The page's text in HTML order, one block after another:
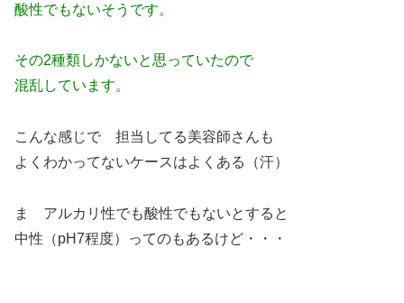
酸性でもないそうです。
その2種類しかないと思っていたので
混乱しています。
こんな感じで 担当してる美容師さんも
よくわかってないケースはよくある（汗）
ま アルカリ性でも酸性でもないとすると
中性（pH7程度）ってのもあるけど・・・